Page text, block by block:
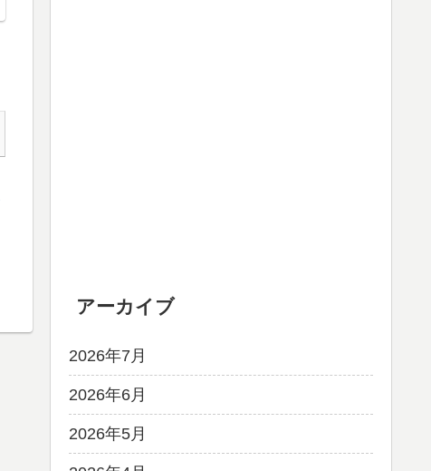
アーカイブ
2026年7月
2026年6月
2026年5月